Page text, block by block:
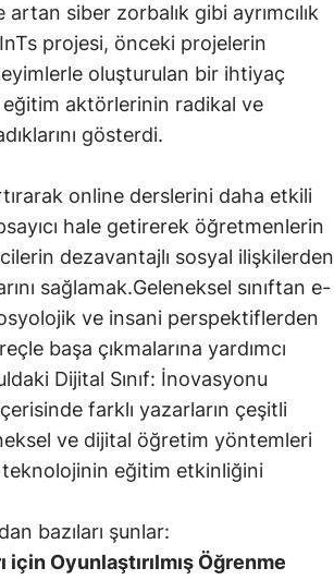
siber zorbalık gibi ayrımcılık
projesi, önceki projelerin
oluşturulan bir ihtiyaç
aktörlerinin radikal ve
gösterdi.
online derslerini daha etkili
hale getirerek öğretmenlerin
dezavantajlı sosyal ilişkilerden
sağlamak.Geleneksel sınıftan e-
ve insani perspektiflerden
başa çıkmalarına yardımcı
Dijital Sınıf: İnovasyonu
farklı yazarların çeşitli
ve dijital öğretim yöntemleri
teknolojinin eğitim etkinliğini
bazıları şunlar:
için Oyunlaştırılmış Öğrenme